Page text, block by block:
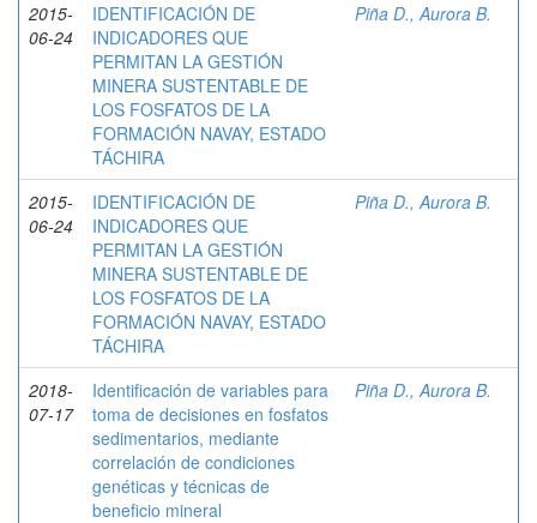
2015-
06-24
IDENTIFICACIÓN DE
INDICADORES QUE
PERMITAN LA GESTIÓN
MINERA SUSTENTABLE DE
LOS FOSFATOS DE LA
FORMACIÓN NAVAY, ESTADO
TÁCHIRA
Piña D., Aurora B.
2015-
06-24
IDENTIFICACIÓN DE
INDICADORES QUE
PERMITAN LA GESTIÓN
MINERA SUSTENTABLE DE
LOS FOSFATOS DE LA
FORMACIÓN NAVAY, ESTADO
TÁCHIRA
Piña D., Aurora B.
2018-
07-17
Identificación de variables para
toma de decisiones en fosfatos
sedimentarios, mediante
correlación de condiciones
genéticas y técnicas de
beneficio mineral
Piña D., Aurora B.